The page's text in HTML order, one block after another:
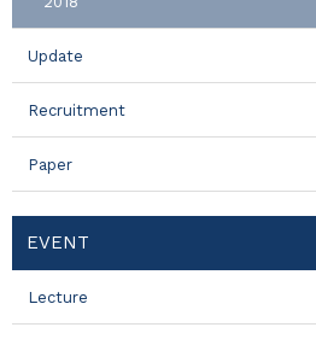
Update
Recruitment
Paper
EVENT
Lecture